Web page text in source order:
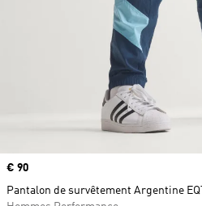
Prix
€ 90
Pantalon de survêtement Argentine EQT